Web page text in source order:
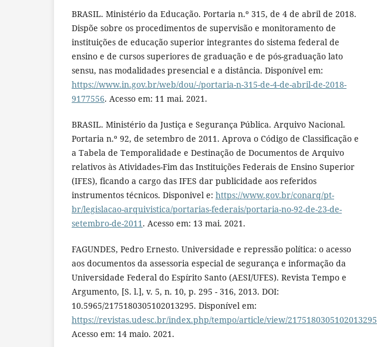
BRASIL. Ministério da Educação. Portaria n.º 315, de 4 de abril de 2018.
Dispõe sobre os procedimentos de supervisão e monitoramento de
instituições de educação superior integrantes do sistema federal de
ensino e de cursos superiores de graduação e de pós-graduação lato
sensu, nas modalidades presencial e a distância. Disponível em:
https://www.in.gov.br/web/dou/-/portaria-n-315-de-4-de-abril-de-2018-
9177556. Acesso em: 11 mai. 2021.
BRASIL. Ministério da Justiça e Segurança Pública. Arquivo Nacional.
Portaria n.º 92, de setembro de 2011. Aprova o Código de Classificação e
a Tabela de Temporalidade e Destinação de Documentos de Arquivo
relativos às Atividades-Fim das Instituições Federais de Ensino Superior
(IFES), ficando a cargo das IFES dar publicidade aos referidos
instrumentos técnicos. Disponivel e: https://www.gov.br/conarq/pt-
br/legislacao-arquivistica/portarias-federais/portaria-no-92-de-23-de-
setembro-de-2011. Acesso em: 13 mai. 2021.
FAGUNDES, Pedro Ernesto. Universidade e repressão política: o acesso
aos documentos da assessoria especial de segurança e informação da
Universidade Federal do Espírito Santo (AESI/UFES). Revista Tempo e
Argumento, [S. l.], v. 5, n. 10, p. 295 - 316, 2013. DOI:
10.5965/2175180305102013295. Disponível em:
https://revistas.udesc.br/index.php/tempo/article/view/2175180305102013295
Acesso em: 14 maio. 2021.